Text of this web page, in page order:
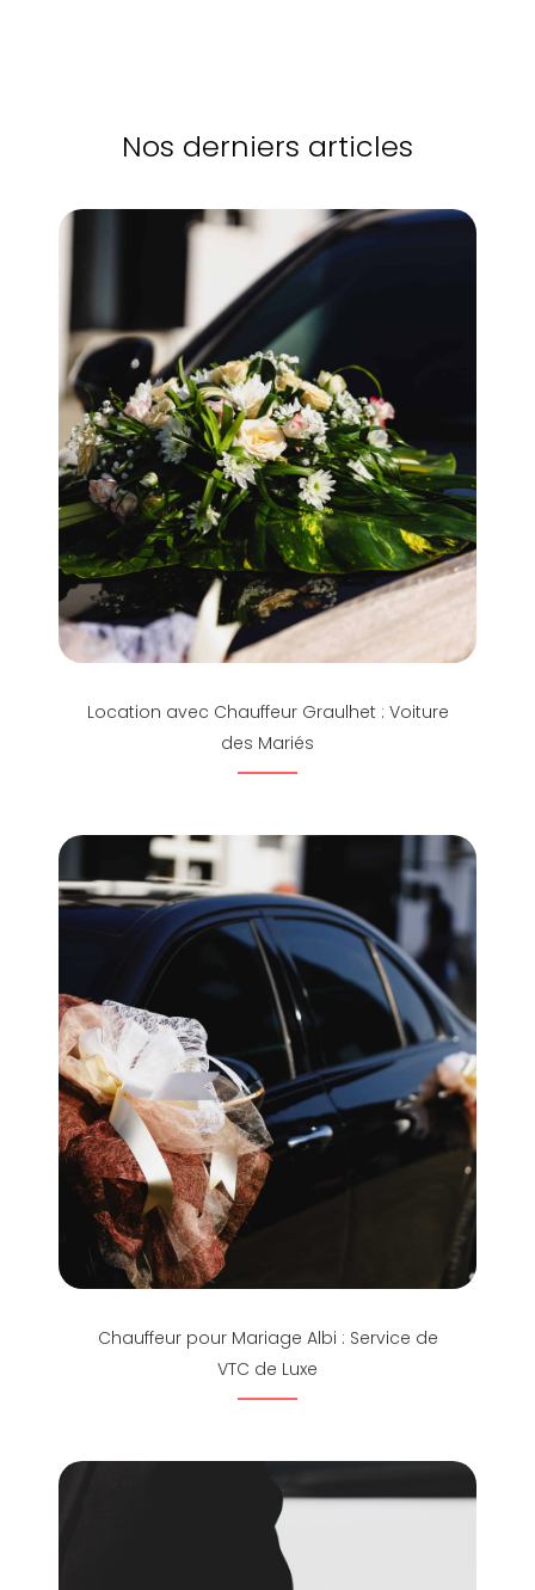
Nos derniers articles
Location avec Chauffeur Graulhet : Voiture
des Mariés
Chauffeur pour Mariage Albi : Service de
VTC de Luxe